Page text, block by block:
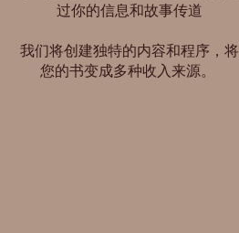
过你的信息和故事传道
我们将创建独特的内容和程序，将
您的书变成多种收入来源。